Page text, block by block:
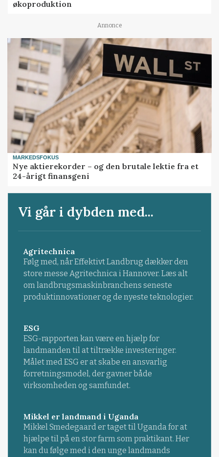
økoproduktion
Annonce
MARKEDSFOKUS
Nye aktierekorder – og den brutale lektie fra et
24-årigt finansgeni
Vi går i dybden med...
Agritechnica
Følg med, når Effektivt Landbrug dækker den
store messe Agritechnica i Hannover. Læs alt
om landbrugsmaskinbranchens seneste
produktinnovationer og de nyeste teknologier.
ESG
ESG-rapporten kan være en hjælp for
landmanden til at tiltrække investeringer.
Målet med ESG er at skabe en ansvarlig
forretningsmodel, der gavner både
virksomheden og samfundet.
Mikkel er landmand i Uganda
Mikkel Smedegaard er taget til Uganda for at
hjælpe til på en stor farm som praktikant. Her
kan du følge med i den unge landmands